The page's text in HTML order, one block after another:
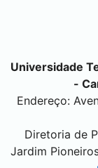
Universidade
-
Endereço:
Diretoria de
Jardim